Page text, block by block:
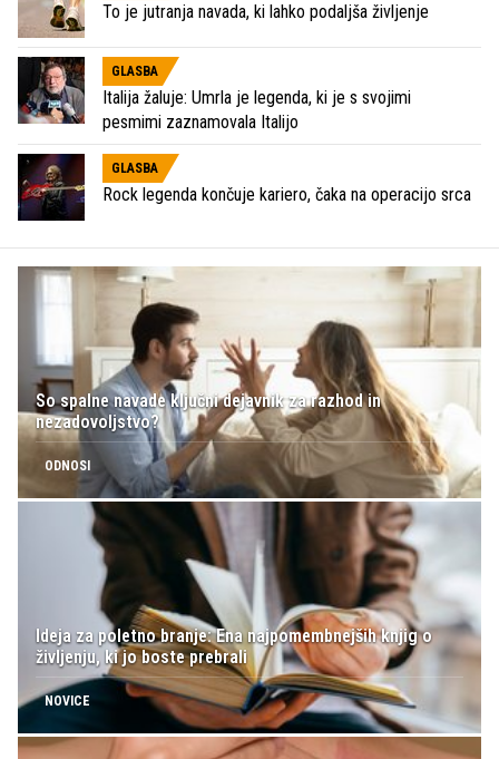
To je jutranja navada, ki lahko podaljša življenje
GLASBA
Italija žaluje: Umrla je legenda, ki je s svojimi
pesmimi zaznamovala Italijo
GLASBA
Rock legenda končuje kariero, čaka na operacijo srca
So spalne navade ključni dejavnik za razhod in
nezadovoljstvo?
ODNOSI
Ideja za poletno branje: Ena najpomembnejših knjig o
življenju, ki jo boste prebrali
NOVICE